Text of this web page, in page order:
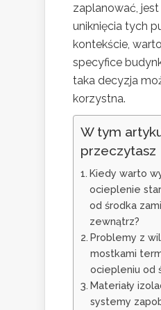
zaplanować,
uniknięcia tych
kontekście,
specyfice
taka decyzja
korzystna.
W tym
przeczytasz
Kiedy warto
ocieplenie
od środka
zewnątrz?
Problemy z
mostkami
ociepleniu od
Materiały
systemy